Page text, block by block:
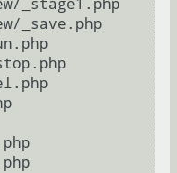
_stage1.php
_save.php